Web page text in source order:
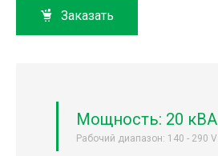
Заказать
Мощность: 20 кВА
Рабочий диапазон: 140 - 290 V